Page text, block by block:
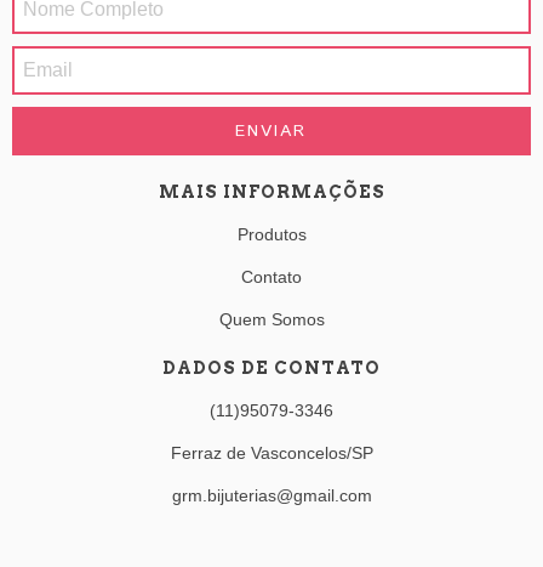
MAIS INFORMAÇÕES
Produtos
Contato
Quem Somos
DADOS DE CONTATO
(11)95079-3346
Ferraz de Vasconcelos/SP
grm.bijuterias@gmail.com